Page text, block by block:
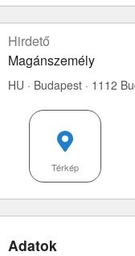
Hirdető
Magánszemély
HU · Budapest · 1112
Térkép
Adatok